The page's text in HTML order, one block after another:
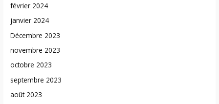
février 2024
janvier 2024
Décembre 2023
novembre 2023
octobre 2023
septembre 2023
août 2023